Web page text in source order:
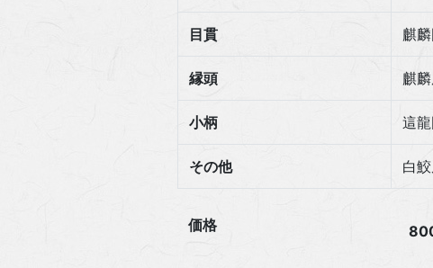
目貫 麒
縁頭 麒
小柄 這
その他 白
価格